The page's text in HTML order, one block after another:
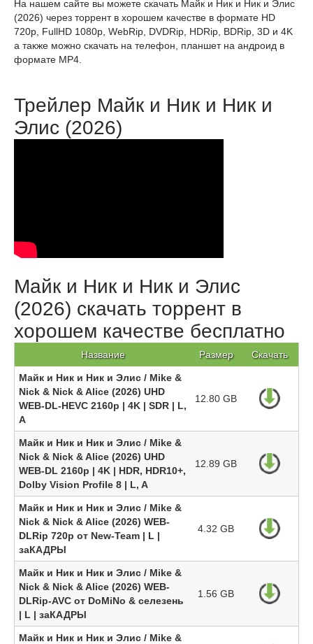
На нашем сайте вы можете скачать Майк и Ник и Ник и Элис
(2026) через торрент в хорошем качестве в формате HD
720p, FullHD 1080p, WebRip, DVDRip, HDRip, BDRip, 3D и 4K
а также можно скачать на телефон, планшет на андроид в
формате MP4.
Трейлер Майк и Ник и Ник и
Элис (2026)
Майк и Ник и Ник и Элис
(2026) скачать торрент в
хорошем качестве бесплатно
Название Размер Скачать
Майк и Ник и Ник и Элис / Mike &
Nick & Nick & Alice (2026) UHD
WEB-DL-HEVC 2160p | 4K | SDR | L,
A
12.80 GB
Майк и Ник и Ник и Элис / Mike &
Nick & Nick & Alice (2026) UHD
WEB-DL 2160p | 4K | HDR, HDR10+,
Dolby Vision Profile 8 | L, A
12.89 GB
Майк и Ник и Ник и Элис / Mike &
Nick & Nick & Alice (2026) WEB-
DLRip 720p от New-Team | L |
заКАДРЫ
4.32 GB
Майк и Ник и Ник и Элис / Mike &
Nick & Nick & Alice (2026) WEB-
DLRip-AVC от DoMiNo & селезень
| L | заКАДРЫ
1.56 GB
Майк и Ник и Ник и Элис / Mike &